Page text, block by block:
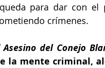
para dar con el
crímenes.
del Conejo
la mente criminal,